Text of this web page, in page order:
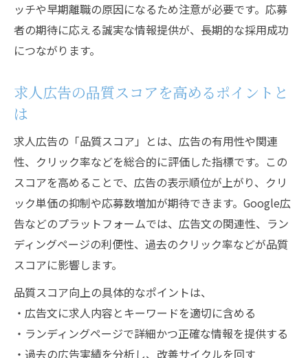
ッチや早期離職の原因になるため注意が必要です。応募
者の期待に応える誠実な情報提供が、長期的な採用成功
につながります。
求人広告の品質スコアを高めるポイントと
は
求人広告の「品質スコア」とは、広告の有用性や関連
性、クリック率などを総合的に評価した指標です。この
スコアを高めることで、広告の表示順位が上がり、クリ
ック単価の抑制や応募数増加が期待できます。Google広
告などのプラットフォームでは、広告文の関連性、ラン
ディングページの利便性、過去のクリック率などが品質
スコアに影響します。
品質スコア向上の具体的なポイントは、
・広告文に求人内容とキーワードを適切に含める
・ランディングページで詳細かつ正確な情報を提供する
・過去の広告実績を分析し、改善サイクルを回す